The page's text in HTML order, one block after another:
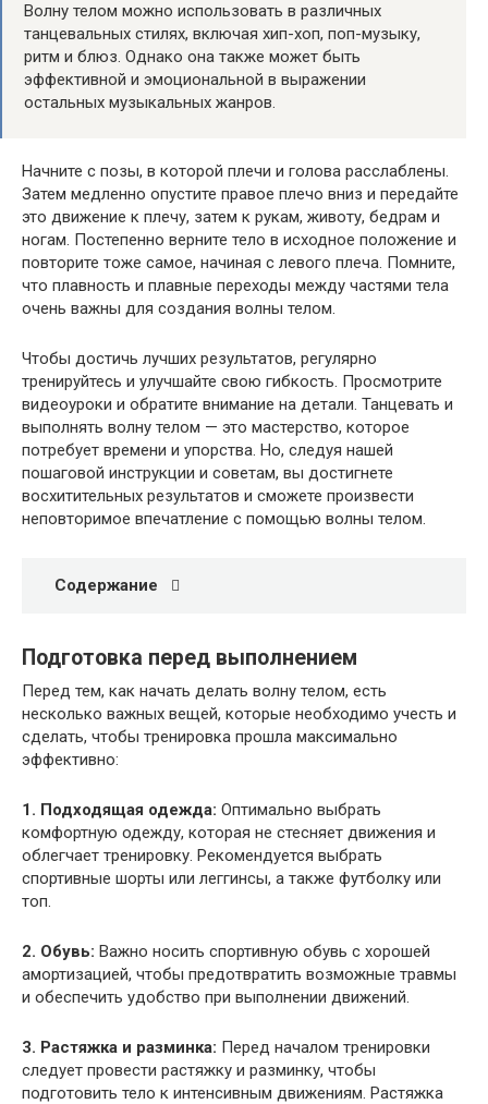
Волну телом можно использовать в различных
танцевальных стилях, включая хип-хоп, поп-музыку,
ритм и блюз. Однако она также может быть
эффективной и эмоциональной в выражении
остальных музыкальных жанров.
Начните с позы, в которой плечи и голова расслаблены.
Затем медленно опустите правое плечо вниз и передайте
это движение к плечу, затем к рукам, животу, бедрам и
ногам. Постепенно верните тело в исходное положение и
повторите тоже самое, начиная с левого плеча. Помните,
что плавность и плавные переходы между частями тела
очень важны для создания волны телом.
Чтобы достичь лучших результатов, регулярно
тренируйтесь и улучшайте свою гибкость. Просмотрите
видеоуроки и обратите внимание на детали. Танцевать и
выполнять волну телом — это мастерство, которое
потребует времени и упорства. Но, следуя нашей
пошаговой инструкции и советам, вы достигнете
восхитительных результатов и сможете произвести
неповторимое впечатление с помощью волны телом.
Содержание
Подготовка перед выполнением
Перед тем, как начать делать волну телом, есть
несколько важных вещей, которые необходимо учесть и
сделать, чтобы тренировка прошла максимально
эффективно:
1. Подходящая одежда: Оптимально выбрать
комфортную одежду, которая не стесняет движения и
облегчает тренировку. Рекомендуется выбрать
спортивные шорты или леггинсы, а также футболку или
топ.
2. Обувь: Важно носить спортивную обувь с хорошей
амортизацией, чтобы предотвратить возможные травмы
и обеспечить удобство при выполнении движений.
3. Растяжка и разминка: Перед началом тренировки
следует провести растяжку и разминку, чтобы
подготовить тело к интенсивным движениям. Растяжка